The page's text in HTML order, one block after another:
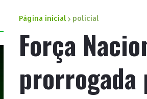
Página inicial policial
Força
prorrogada